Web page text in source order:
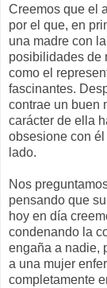
Creemos que el
por el que, en
una madre con
posibilidades de
como el
fascinantes.
contrae un buen
carácter de ella
obsesione con
lado.
Nos
pensando que
hoy en día
condenando la
engaña a nadie,
a una mujer
completamente